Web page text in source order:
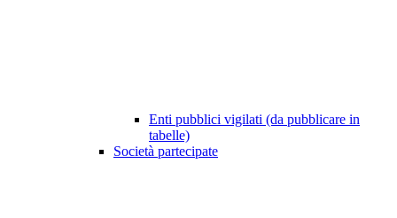
Enti pubblici vigilati (da pubblicare in
tabelle)
Società partecipate